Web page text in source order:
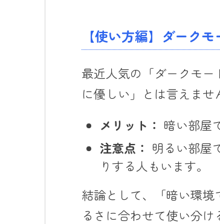
【使い方編】ダーク
最近人気の「ダークモ
に優しい」とは言えませ
メリット： 暗い部屋
注意点： 明るい部屋
りする人もいます。
結論として、「暗い環
るさに合わせて使い分け